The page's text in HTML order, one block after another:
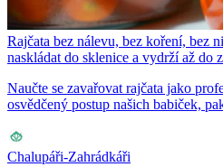
Rajčata bez nálevu, bez koření, bez
naskládat do sklenice a vydrží až do
Naučte se zavařovat rajčata jako
osvědčený postup našich babiček,
Chalupáři-Zahrádkáři